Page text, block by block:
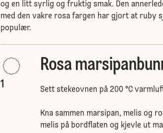
og en litt syrlig og fruktig smak. Den
med den vakre rosa fargen har gjort at ruby
populær.
1
Rosa
Sett stekeovnen på 200 °C
Kna sammen marsipan, melis og
melis på bordflaten og kjevle ut